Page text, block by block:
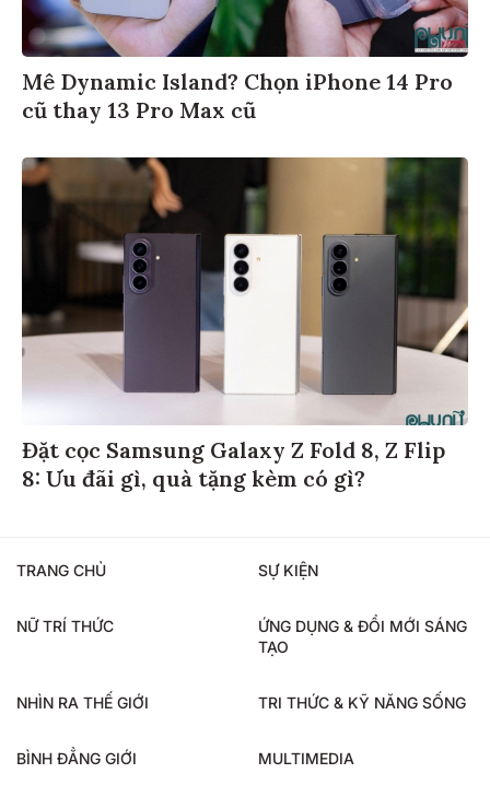
Mê Dynamic Island? Chọn iPhone 14 Pro
cũ thay 13 Pro Max cũ
Đặt cọc Samsung Galaxy Z Fold 8, Z Flip
8: Ưu đãi gì, quà tặng kèm có gì?
TRANG CHỦ SỰ KIỆN
NỮ TRÍ THỨC
ỨNG DỤNG & ĐỔI MỚI SÁNG
TẠO
NHÌN RA THẾ GIỚI TRI THỨC & KỸ NĂNG SỐNG
BÌNH ĐẲNG GIỚI MULTIMEDIA